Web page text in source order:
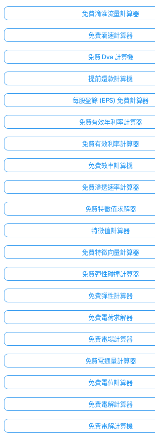
點擊
登
入！
免費滴灌流量計算器
免費滴速計算器
免費 Dva 計算機
提前還款計算機
每股盈餘 (EPS) 免費計算器
免費有效年利率計算器
免費有效利率計算器
免費效率計算機
免費滲透速率計算器
免費特徵值求解器
特徵值計算器
免費特徵向量計算器
免費彈性碰撞計算器
免費彈性計算器
免費電荷求解器
免費電場計算器
免費電通量計算器
免費電位計算器
免費電解計算器
免費電解計算機